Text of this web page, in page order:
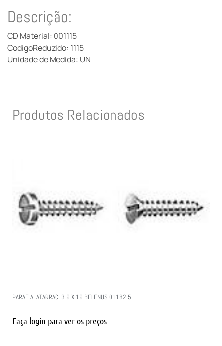
Descrição:
CD Material: 001115
CodigoReduzido: 1115
Unidade de Medida: UN
Produtos Relacionados
PARAF. A. ATARRAC. 3.9 X 19 BELENUS 01182-5
Faça login para ver os preços